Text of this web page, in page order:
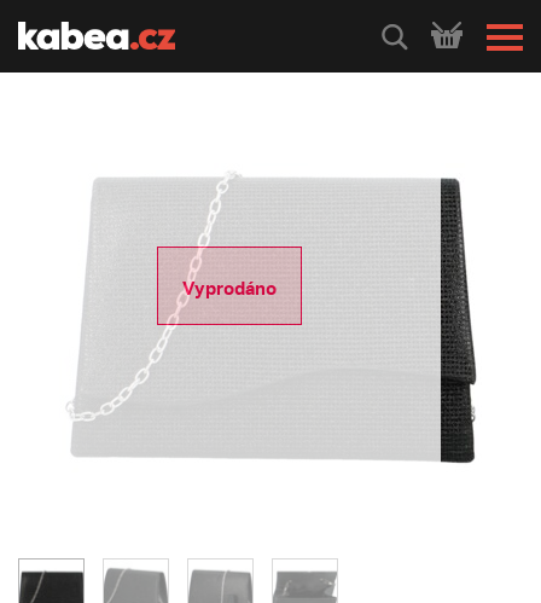
HLEDEJ
Vyprodáno